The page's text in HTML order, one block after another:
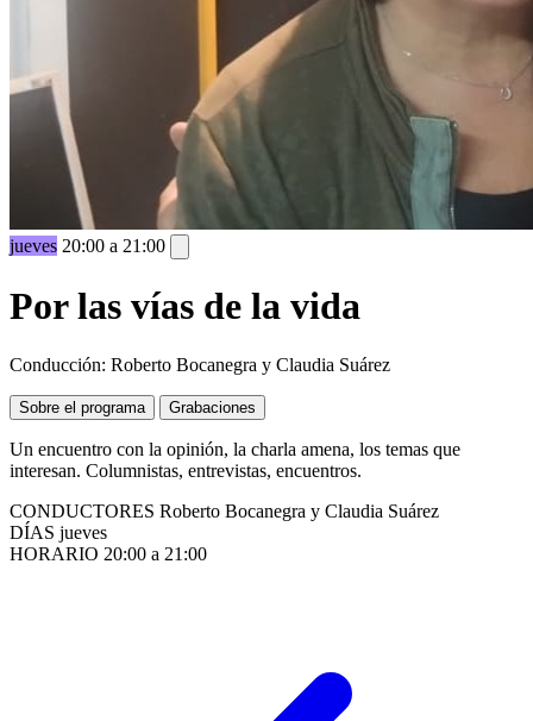
jueves 20:00 a 21:00
Por las vías de la vida
Conducción: Roberto Bocanegra y Claudia Suárez
Sobre el programa Grabaciones
Un encuentro con la opinión, la charla amena, los temas que
interesan. Columnistas, entrevistas, encuentros.
CONDUCTORES Roberto Bocanegra y Claudia Suárez
DÍAS jueves
HORARIO 20:00 a 21:00